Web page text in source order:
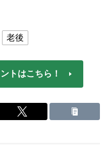
老後
トはこちら！